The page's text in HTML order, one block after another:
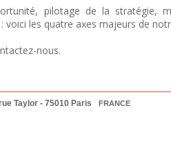
pilotage de la stratégie,
voici les quatre axes majeurs de
nous.
Taylor - 75010 Paris FRANCE